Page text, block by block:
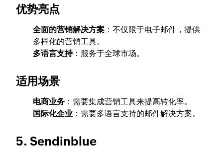
优势亮点
全面的营销解决方案 ：不仅限于电子邮件，提供
多样化的营销工具。
多语言支持：服务于全球市场。
适用场景
电商业务 ：需要集成营销工具来提高转化率。
国际化企业 ：需要多语言支持的邮件解决方案。
5. Sendinblue